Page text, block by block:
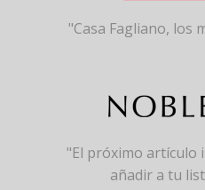
"Casa Fagliano, los
"El próximo artículo
añadir a tu